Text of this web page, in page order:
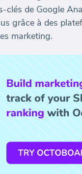
clés de Google
grâce à des
marketing.